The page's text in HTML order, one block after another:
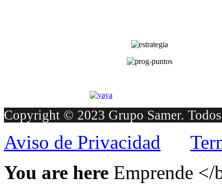
Copyright © 2023 Grupo Samer.
Aviso de Privacidad
You are here Emprende